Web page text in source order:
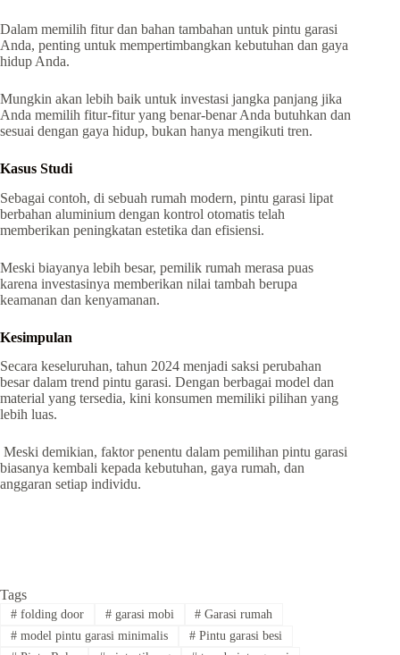
Dalam memilih fitur dan bahan tambahan untuk pintu garasi
Anda, penting untuk mempertimbangkan kebutuhan dan gaya
hidup Anda.
Mungkin akan lebih baik untuk investasi jangka panjang jika
Anda memilih fitur-fitur yang benar-benar Anda butuhkan dan
sesuai dengan gaya hidup, bukan hanya mengikuti tren.
Kasus Studi
Sebagai contoh, di sebuah rumah modern, pintu garasi lipat
berbahan aluminium dengan kontrol otomatis telah
memberikan peningkatan estetika dan efisiensi.
Meski biayanya lebih besar, pemilik rumah merasa puas
karena investasinya memberikan nilai tambah berupa
keamanan dan kenyamanan.
Kesimpulan
Secara keseluruhan, tahun 2024 menjadi saksi perubahan
besar dalam trend pintu garasi. Dengan berbagai model dan
material yang tersedia, kini konsumen memiliki pilihan yang
lebih luas.
Meski demikian, faktor penentu dalam pemilihan pintu garasi
biasanya kembali kepada kebutuhan, gaya rumah, dan
anggaran setiap individu.
Tags
#folding door #garasi mobi # Garasi rumah
#model pintu garasi minimalis #Pintu garasi besi